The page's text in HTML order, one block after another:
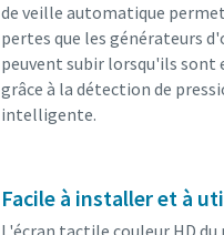
de veille automatique
pertes que les générateurs
peuvent subir lorsqu'ils sont
grâce à la détection de
intelligente.
Facile à installer et à